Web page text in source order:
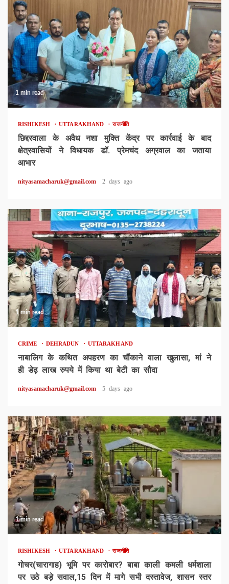
1 min read
RISHIKESH UTTARAKHAND राजनीति
छिद्दरवाला के अवैध नशा मुक्ति केंद्र पर कार्रवाई के बाद
क्षेत्रवासियों ने विधायक डॉ. प्रेमचंद अग्रवाल का जताया
आभार
nityasamacharuk@gmail.com 2 days ago
1 min read
CRIME DEHRADUN UTTARAKHAND
नाबालिग के कथित अपहरण का चौंकाने वाला खुलासा, मां ने
ही डेढ़ लाख रुपये में किया था बेटी का सौदा
nityasamacharuk@gmail.com 5 days ago
1 min read
RISHIKESH UTTARAKHAND राजनीति
गोचर(चारागाह) भूमि पर कारोबार? बाबा काली कमली धर्मशाला
पर उठे बड़े सवाल,15 दिन में मागे सभी दस्तावेज, शासन स्तर